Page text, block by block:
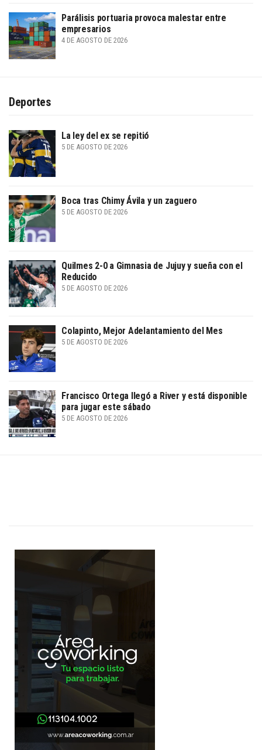
Parálisis portuaria provoca malestar entre
empresarios
4 DE AGOSTO DE 2026
Deportes
La ley del ex se repitió
5 DE AGOSTO DE 2026
Boca tras Chimy Ávila y un zaguero
5 DE AGOSTO DE 2026
Quilmes 2-0 a Gimnasia de Jujuy y sueña con el
Reducido
5 DE AGOSTO DE 2026
Colapinto, Mejor Adelantamiento del Mes
5 DE AGOSTO DE 2026
Francisco Ortega llegó a River y está disponible
para jugar este sábado
5 DE AGOSTO DE 2026